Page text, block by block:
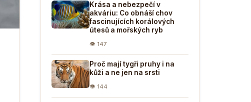
Krása a nebezpečí v
akváriu: Co obnáší chov
fascinujících korálových
útesů a mořských ryb
👁 147
Proč mají tygři pruhy i na
kůži a ne jen na srsti
👁 144